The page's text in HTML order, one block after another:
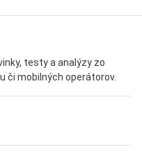
testy a analýzy zo
či mobilných operátorov.